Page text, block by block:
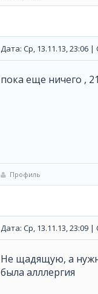
Дата: Ср, 13.11.13, 23:06
пока еще ничего ,
Профиль
Дата: Ср, 13.11.13, 23:09
Не щадящую, а
была алллергия